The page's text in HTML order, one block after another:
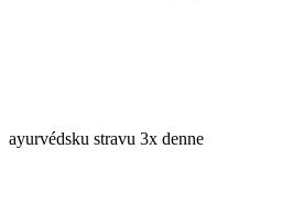
ayurvédsku stravu 3x denne